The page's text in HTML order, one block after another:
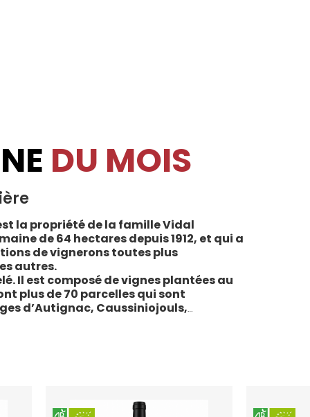
DU MOIS
la propriété de la famille Vidal
de 64 hectares depuis 1912, et qui a
de vignerons toutes plus
autres.
Il est composé de vignes plantées au
plus de 70 parcelles qui sont
d’Autignac, Caussiniojouls,
de l’aire de l’Appellation. La grande
la Liquière est agriculture biologique
le premier millésime certifié du domaine.
: pratiques respectueuses de
vendanges manuelles, vinifications